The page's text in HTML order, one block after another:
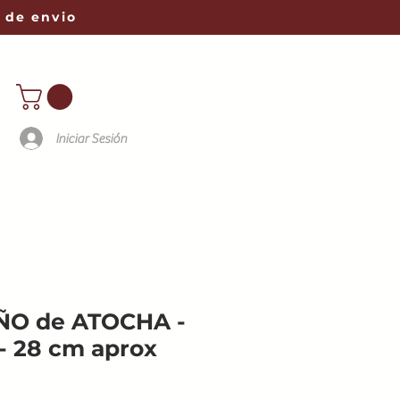
de envio
Iniciar Sesión
de ATOCHA -
28 cm aprox